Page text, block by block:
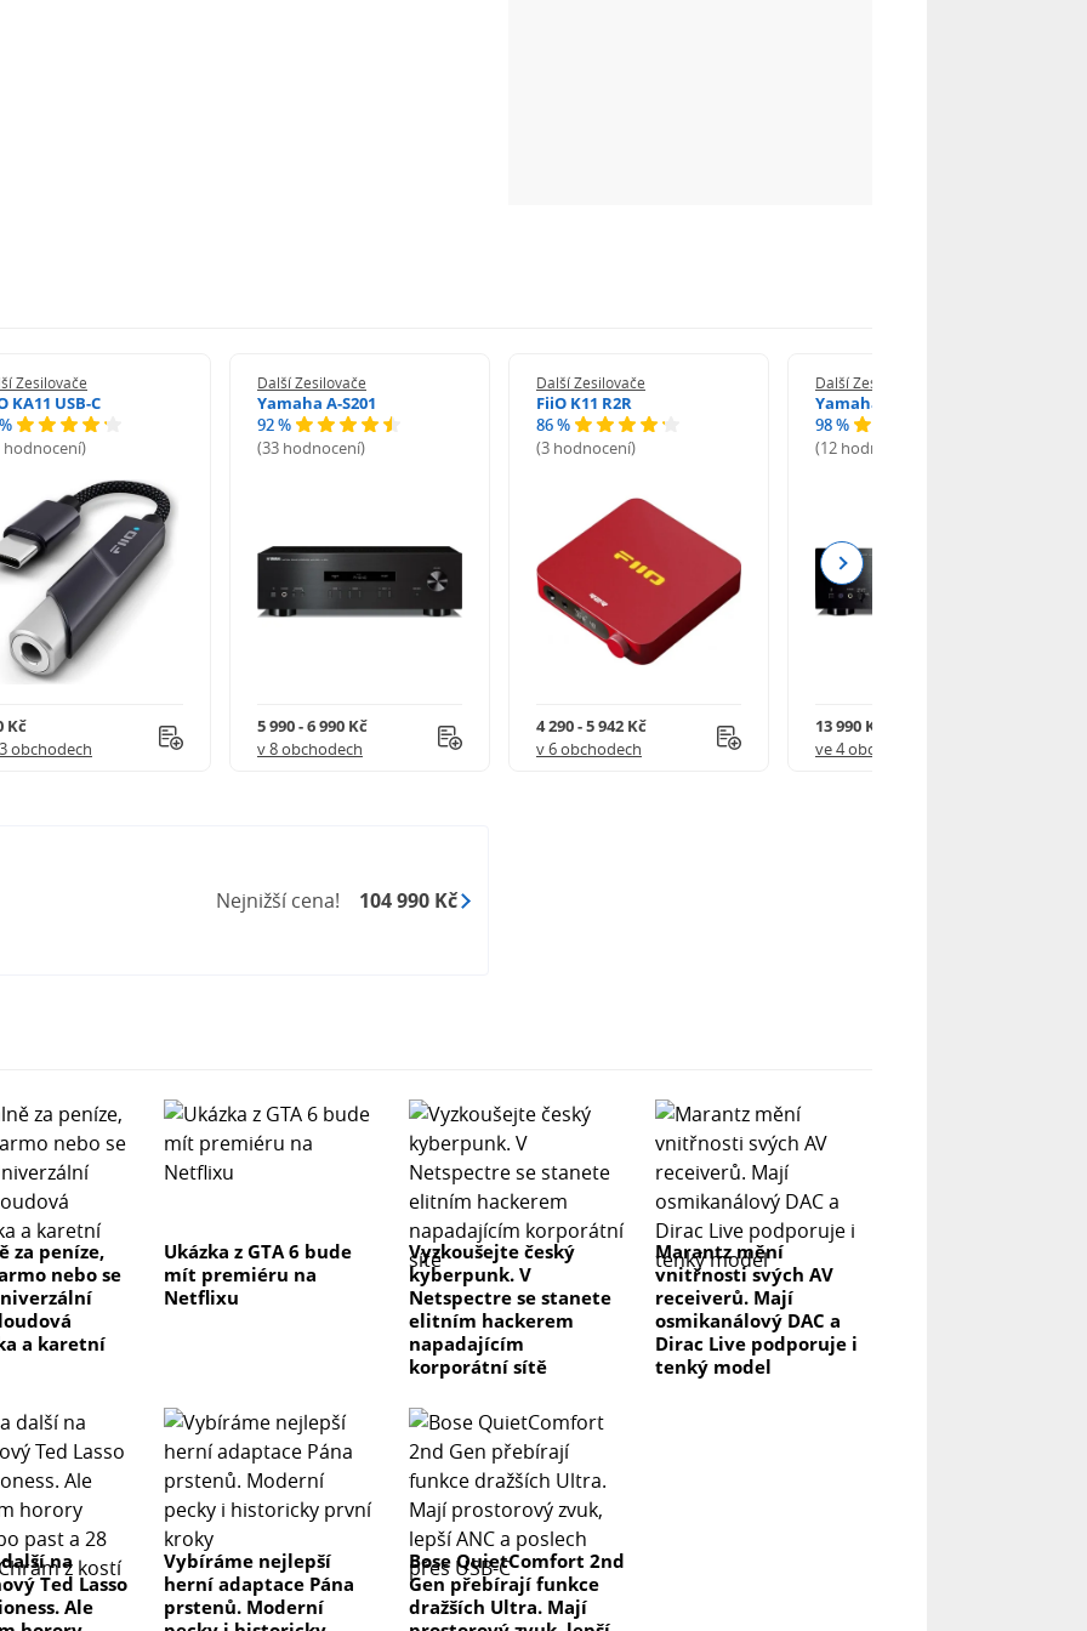
out
kteří chtějí výkonný, muzikální a
Zesilovače
KA11 USB-C
hodnocení)
Kč
obchodech
Další Zesilovače
Yamaha A-S201
92 %
(33 hodnocení)
5 990 - 6 990 Kč
v 8 obchodech
Další Zesilovače
FiiO K11 R2R
86 %
(3 hodnocení)
4 290 - 5 942 Kč
v 6 obchodech
Další Zesilovače
Yamaha A-S501
98 %
(12 hodnocení)
13 990 Kč
ve 4 obchodech
Next
Nejnižší cena! 104 990 Kč
za peníze,
nebo se
a karetní
Ukázka z GTA 6 bude
mít premiéru na
Netflixu
Vyzkoušejte český
kyberpunk. V
Netspectre se stanete
elitním hackerem
napadajícím
korporátní sítě
Marantz mění
vnitřnosti svých AV
receiverů. Mají
osmikanálový DAC a
Dirac Live podporuje i
tenký model
na
Ted Lasso
Ale
Vybíráme nejlepší
herní adaptace Pána
prstenů. Moderní
Bose QuietComfort 2nd
Gen přebírají funkce
dražších Ultra. Mají